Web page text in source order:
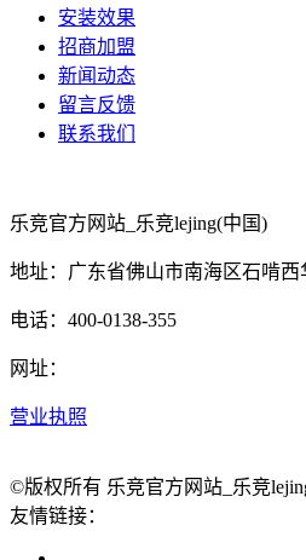
安装效果
招商加盟
新闻动态
留言反馈
联系我们
乐竞官方网站_乐竞lejing(中国)
地址：广东省佛山市南海区石啃
电话：400-0138-355
网址：
营业执照
©版权所有 乐竞官方网站_乐竞
友情链接：